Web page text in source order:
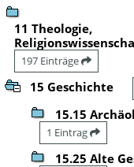
11 Theologie,
197 Einträge
15 Geschichte
15.15
1 Eintrag
15.25 Alte